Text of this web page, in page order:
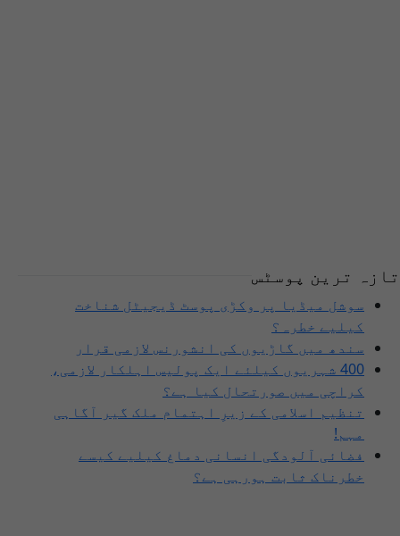
تازہ ترین پوسٹس
سوشل میڈیا پر وکڑی پوسٹ ڈیجیٹل شناخت
کیلیے خطرہ؟
سندھ میں گاڑیوں کی انشورنس لازمی قرار
400 شہریوں کیلئے ایک پولیس اہلکار لازمی،
کراچی میں صورتحال کیا ہے؟
تنظیم اسلامی کے زیرِ اہتمام ملک گیر آگاہی
مہم!
فضائی آلودگی انسانی دماغ کیلیے کیسے
خطرناک ثابت ہورہی ہے؟